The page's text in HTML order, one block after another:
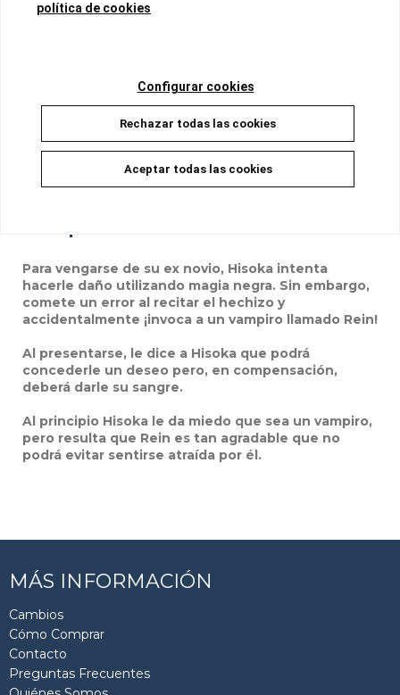
Disponible
Para vengarse de su ex novio, Hisoka intenta
hacerle daño utilizando magia negra. Sin embargo,
comete un error al recitar el hechizo y
accidentalmente ¡invoca a un vampiro llamado Rein!
Al presentarse, le dice a Hisoka que podrá
concederle un deseo pero, en compensación,
deberá darle su sangre.
Al principio Hisoka le da miedo que sea un vampiro,
pero resulta que Rein es tan agradable que no
podrá evitar sentirse atraída por él.
MÁS INFORMACIÓN
Cambios
Cómo Comprar
Contacto
Preguntas Frecuentes
política de cookies
Configurar cookies
Rechazar todas las cookies
Aceptar todas las cookies